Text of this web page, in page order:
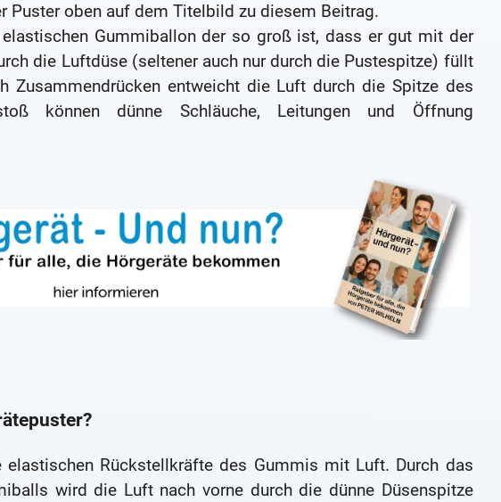
Puster oben auf dem Titelbild zu diesem Beitrag.
Gummiballon der so groß ist, dass er gut mit der
die Luftdüse (seltener auch nur durch die Pustespitze) füllt
Zusammendrücken entweicht die Luft durch die Spitze des
können dünne Schläuche, Leitungen und Öffnung
Rückstellkräfte des Gummis mit Luft. Durch das
wird die Luft nach vorne durch die dünne Düsenspitze